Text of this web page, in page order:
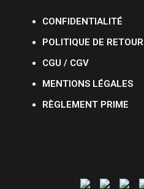
CONFIDENTIALITÉ
POLITIQUE DE RETOUR
CGU / CGV
MENTIONS LÉGALES
RÈGLEMENT PRIME